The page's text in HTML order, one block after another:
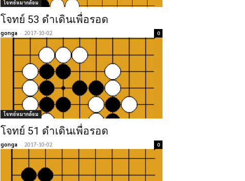
โจทย์หมากล้อม
โจทย์ 53 ดำเดินเพื่อรอด
gonga - 2017-10-02 0
โจทย์หมากล้อม
โจทย์ 51 ดำเดินเพื่อรอด
gonga - 2017-10-02 0